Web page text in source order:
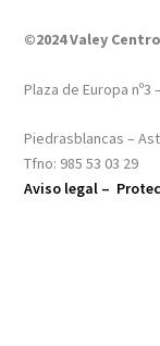
©2024 Valey
Plaza de Europa nº3
Piedrasblancas –
Tfno: 985 53 03 29
Aviso legal –